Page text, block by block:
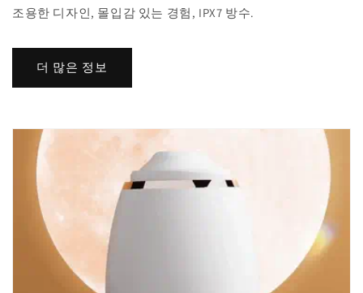
조용한 디자인, 몰입감 있는 경험, IPX7 방수.
더 많은 정보